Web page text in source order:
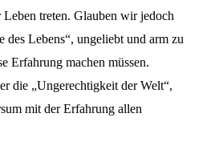
Leben treten. Glauben wir jedoch
des Lebens“, ungeliebt und arm zu
Erfahrung machen müssen.
die „Ungerechtigkeit der Welt“,
mit der Erfahrung allen